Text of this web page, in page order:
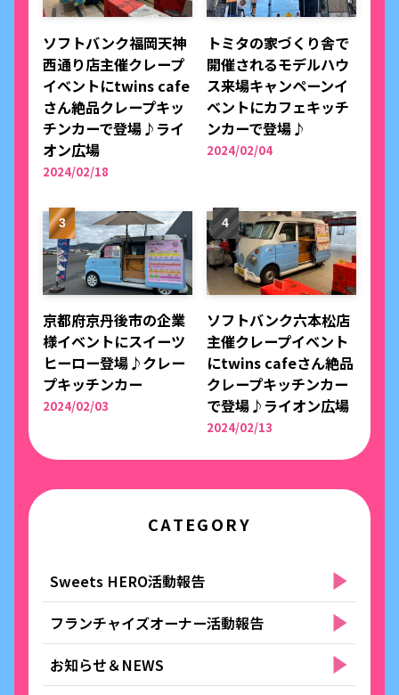
ソフトバンク福岡天神
西通り店主催クレープ
イベントにtwins cafe
さん絶品クレープキッ
チンカーで登場♪ライ
オン広場
2024/02/18
トミタの家づくり舎で
開催されるモデルハウ
ス来場キャンペーンイ
ベントにカフェキッチ
ンカーで登場♪
2024/02/04
京都府京丹後市の企業
様イベントにスイーツ
ヒーロー登場♪クレー
プキッチンカー
2024/02/03
ソフトバンク六本松店
主催クレープイベント
にtwins cafeさん絶品
クレープキッチンカー
で登場♪ライオン広場
2024/02/13
CATEGORY
Sweets HERO活動報告
フランチャイズオーナー活動報告
お知らせ＆NEWS